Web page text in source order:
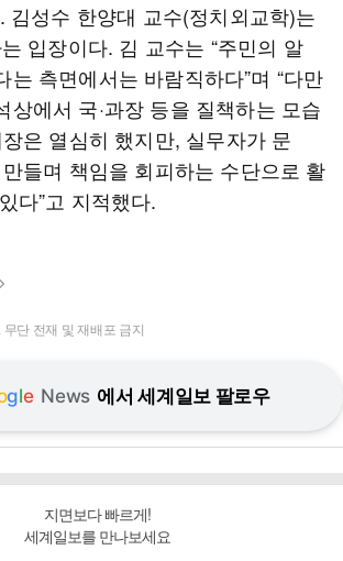
김성수 한양대 교수(정치외교학)는
는 입장이다. 김 교수는 “주민의 알
는 측면에서는 바람직하다”며 “다만
상에서 국·과장 등을 질책하는 모습
은 열심히 했지만, 실무자가 문
들며 책임을 회피하는 수단으로 활
다”고 지적했다.
단 전재 및 재배포 금지
gle News 에서 세계일보 팔로우
지면보다 빠르게!
세계일보를 만나보세요